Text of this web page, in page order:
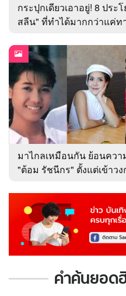
กระปุกเดียวเอาอยู่! 8 ประ
สลีน" ที่ทำได้มากกว่าแค่ท
มาไกลเหมือนกัน ย้อนควา
"ต้อม รัชนีกร" ตั้งแต่เข้าวง
คำค้นยอด